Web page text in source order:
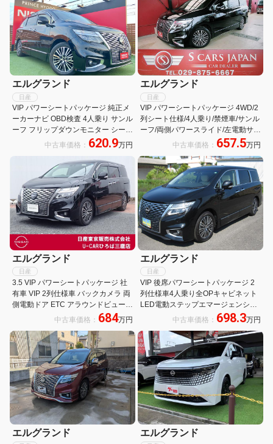
エルグランド
日産
VIP パワーシートパッケージ 純正メ
ーカーナビ OBD検査 4人乗り サンル
ーフ フリップダウンモニター シート
ヒーター パワーシート 純正前後ドラ
中古車価格： 620.9万円
エルグランド
日産
VIP パワーシートパッケージ 4WD/2
列シート仕様/4人乗り/禁煙車/サンル
ーフ/両側パワースライド/左電動サイ
ドステップ/黒革シート/スマートキー
純10型ナビ/後席11型モニター
中古車価格： 657.5万円
エルグランド
日産
3.5 VIP パワーシートパッケージ 社
有車 VIP 2列仕様車 バックカメラ 両
側電動ドア ETC アラウンドビュー
誤発進抑制 黒革シート
中古車価格： 684万円
エルグランド
日産
VIP 後席パワーシートパッケージ 2
列仕様車4人乗り全OPキャビネット
LED電動ステップエマージェンシ車
線逸脱防止レダクル踏間違防止プレ
ミアムホワイトレザーシートWサン
ルーフ純正ナビ後席TVアラビュMス
マートミラーパワーバック両電ドア
中古車価格： 698.3万円
エルグランド エルグランド